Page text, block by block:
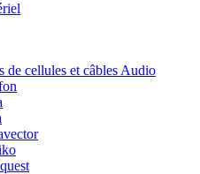
de cellules et câbles Audio